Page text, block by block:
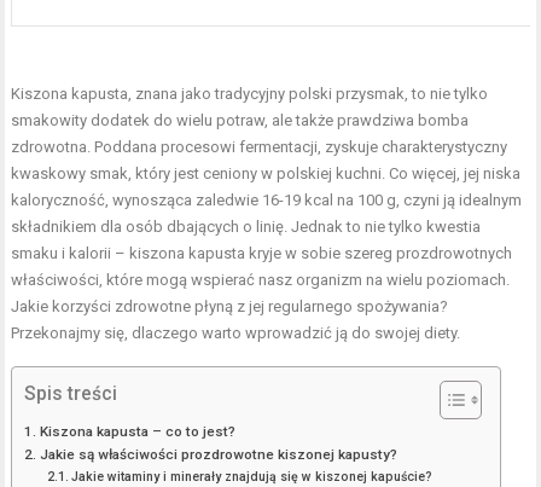
Kiszona kapusta, znana jako tradycyjny polski przysmak, to nie tylko
smakowity dodatek do wielu potraw, ale także prawdziwa bomba
zdrowotna. Poddana procesowi fermentacji, zyskuje charakterystyczny
kwaskowy smak, który jest ceniony w polskiej kuchni. Co więcej, jej niska
kaloryczność, wynosząca zaledwie 16-19 kcal na 100 g, czyni ją idealnym
składnikiem dla osób dbających o linię. Jednak to nie tylko kwestia
smaku i kalorii – kiszona kapusta kryje w sobie szereg prozdrowotnych
właściwości, które mogą wspierać nasz organizm na wielu poziomach.
Jakie korzyści zdrowotne płyną z jej regularnego spożywania?
Przekonajmy się, dlaczego warto wprowadzić ją do swojej diety.
Spis treści
Kiszona kapusta – co to jest?
Jakie są właściwości prozdrowotne kiszonej kapusty?
Jakie witaminy i minerały znajdują się w kiszonej kapuście?